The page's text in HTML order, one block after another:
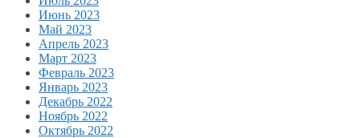
Июнь 2023
Май 2023
Апрель 2023
Март 2023
Февраль 2023
Январь 2023
Декабрь 2022
Ноябрь 2022
Октябрь 2022